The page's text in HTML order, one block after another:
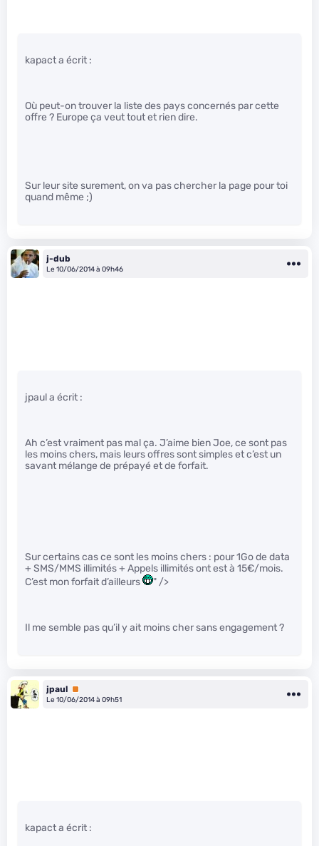
kapact a écrit :
Où peut-on trouver la liste des pays concernés par cette
offre ? Europe ça veut tout et rien dire.
Sur leur site surement, on va pas chercher la page pour toi
quand même ;)
j-dub
Le 10/06/2014 à 09h46
jpaul a écrit :
Ah c’est vraiment pas mal ça. J’aime bien Joe, ce sont pas
les moins chers, mais leurs offres sont simples et c’est un
savant mélange de prépayé et de forfait.
Sur certains cas ce sont les moins chers : pour 1Go de data
+ SMS/MMS illimités + Appels illimités ont est à 15€/mois.
C’est mon forfait d’ailleurs
" />
Il me semble pas qu’il y ait moins cher sans engagement ?
jpaul Premium
Le 10/06/2014 à 09h51
kapact a écrit :